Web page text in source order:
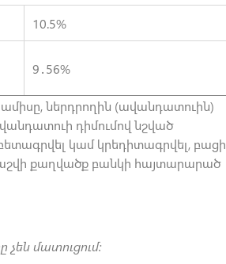
10.5%
9․56%
ներդրողին (ավանդատուին)
դիմումով նշված
կամ կրեդիտագրվել, բացի
քաղվածք բանկի հայտարարած
չեն մատուցում: